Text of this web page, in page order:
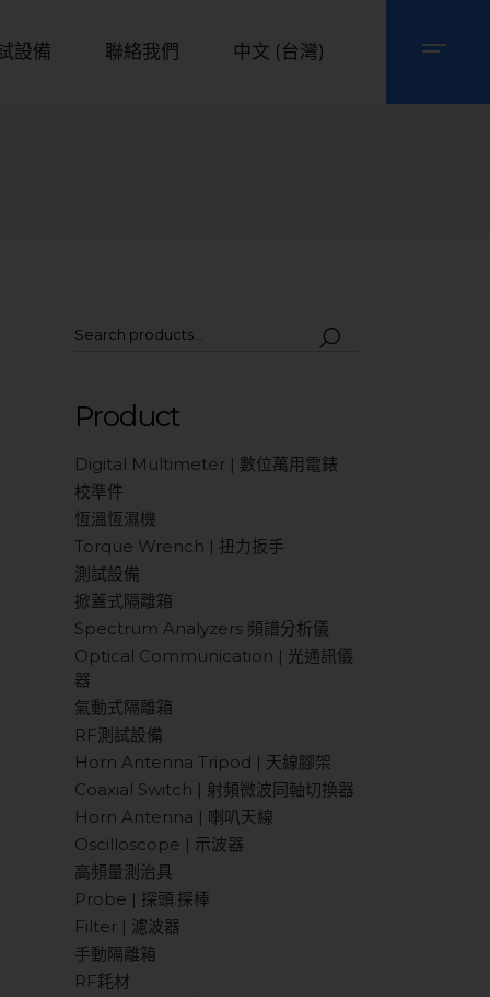
設備 聯絡我們 中文 (台灣)
Product
Digital Multimeter | 數位萬用電錶
校準件
恆溫恆濕機
Torque Wrench | 扭力扳手
測試設備
掀蓋式隔離箱
Spectrum Analyzers 頻譜分析儀
Optical Communication | 光通訊儀
器
氣動式隔離箱
RF測試設備
Horn Antenna Tripod | 天線腳架
Coaxial Switch | 射頻微波同軸切換器
Horn Antenna | 喇叭天線
Oscilloscope | 示波器
高頻量測治具
Probe | 探頭.探棒
Filter | 濾波器
手動隔離箱
RF耗材